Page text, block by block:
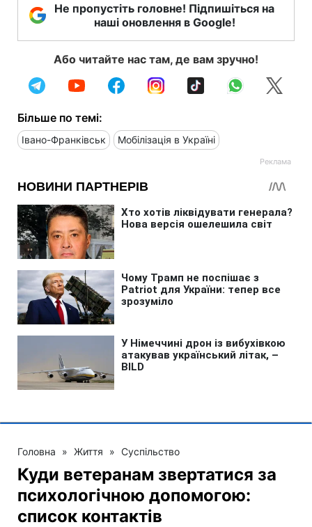
Не пропустіть головне! Підпишіться на
наші оновлення в Google!
Або читайте нас там, де вам зручно!
Більше по темі:
Івано-Франківськ Мобілізація в Україні
Головна » Життя » Суспільство
Куди ветеранам звертатися за
психологічною допомогою:
список контактів